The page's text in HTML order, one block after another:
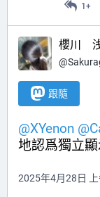
1+
櫻川
@
跟隨
@XYenon @
地認爲獨立
2025年4月28日